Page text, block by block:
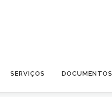
SERVIÇOS DOCUMENTOS